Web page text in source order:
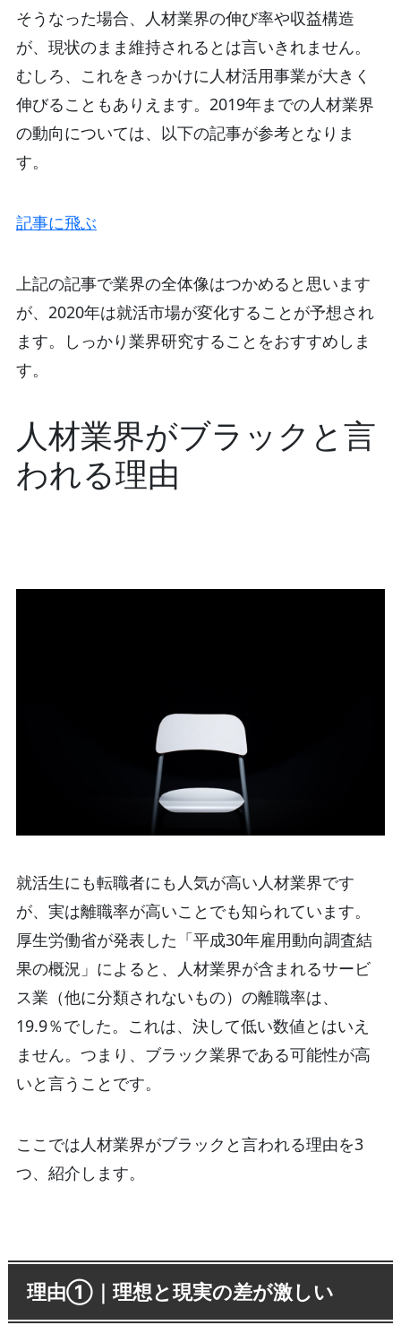
そうなった場合、人材業界の伸び率や収益構造
が、現状のまま維持されるとは言いきれません。
むしろ、これをきっかけに人材活用事業が大きく
伸びることもありえます。2019年までの人材業界
の動向については、以下の記事が参考となりま
す。
記事に飛ぶ
上記の記事で業界の全体像はつかめると思います
が、2020年は就活市場が変化することが予想され
ます。しっかり業界研究することをおすすめしま
す。
人材業界がブラックと言
われる理由
就活生にも転職者にも人気が高い人材業界です
が、実は離職率が高いことでも知られています。
厚生労働省が発表した「平成30年雇用動向調査結
果の概況」によると、人材業界が含まれるサービ
ス業（他に分類されないもの）の離職率は、
19.9％でした。これは、決して低い数値とはいえ
ません。つまり、ブラック業界である可能性が高
いと言うことです。
ここでは人材業界がブラックと言われる理由を3
つ、紹介します。
理由①｜理想と現実の差が激しい